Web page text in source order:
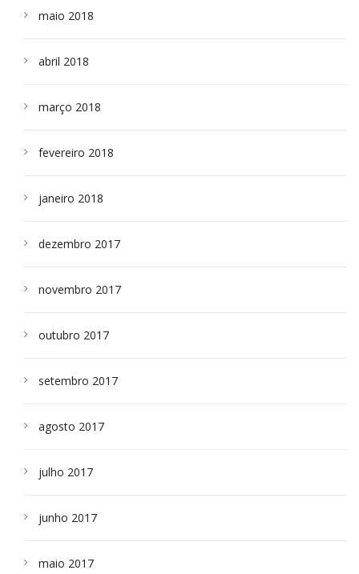
maio 2018
abril 2018
março 2018
fevereiro 2018
janeiro 2018
dezembro 2017
novembro 2017
outubro 2017
setembro 2017
agosto 2017
julho 2017
junho 2017
maio 2017